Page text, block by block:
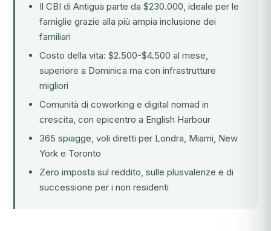
Il CBI di Antigua parte da $230.000, ideale per le
famiglie grazie alla più ampia inclusione dei
familiari
Costo della vita: $2.500-$4.500 al mese,
superiore a Dominica ma con infrastrutture
migliori
Comunità di coworking e digital nomad in
crescita, con epicentro a English Harbour
365 spiagge, voli diretti per Londra, Miami, New
York e Toronto
Zero imposta sul reddito, sulle plusvalenze e di
successione per i non residenti